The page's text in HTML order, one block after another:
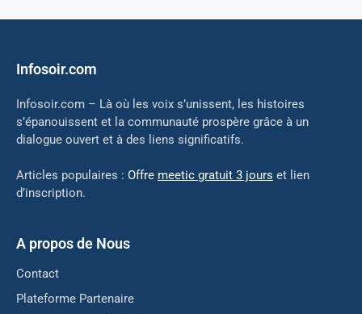
Infosoir.com
Infosoir.com – Là où les voix s’unissent, les histoires
s’épanouissent et la communauté prospère grâce à un
dialogue ouvert et à des liens significatifs.
Articles populaires : Offre meetic gratuit 3 jours et lien
d’inscription.
A propos de Nous
Contact
Plateforme Partenaire